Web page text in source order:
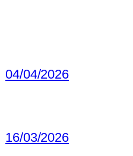
04/04/2026
16/03/2026